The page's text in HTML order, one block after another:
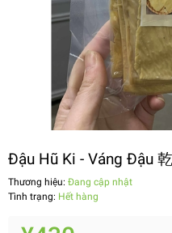
Đậu Hũ Ki - Váng Đậu
Thương hiệu: Đang cập nhật
Tình trạng: Hết hàng